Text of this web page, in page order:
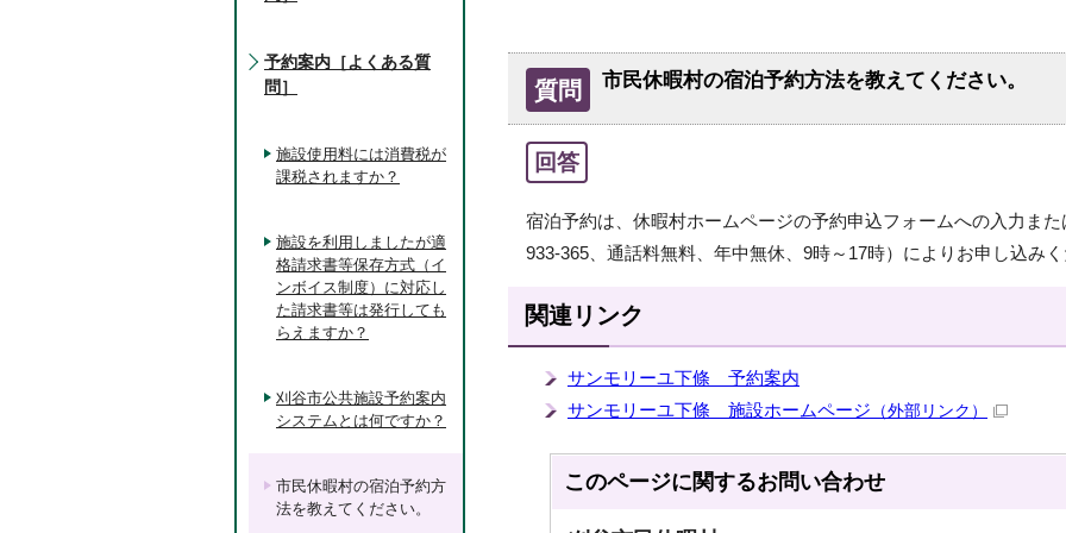
質問 市民休暇村の宿泊予約方法を教えてください。
回答
宿泊予約は、休暇村ホームページの予約申込フォームへの入力ま
933-365、通話料無料、年中無休、9時～17時）によりお申し込み
関連リンク
サンモリーユ下條 予約案内
サンモリーユ下條 施設ホームページ （外部リンク）
このページに関するお問い合わせ
予約案内［よくある質
問］
施設使用料には消費税が
課税されますか？
施設を利用しましたが適
格請求書等保存方式（イ
ンボイス制度）に対応し
た請求書等は発行しても
らえますか？
刈谷市公共施設予約案内
システムとは何ですか？
市民休暇村の宿泊予約方
法を教えてください。